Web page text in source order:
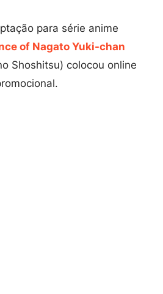
para série anime
of Nagato Yuki-chan
Shoshitsu) colocou online